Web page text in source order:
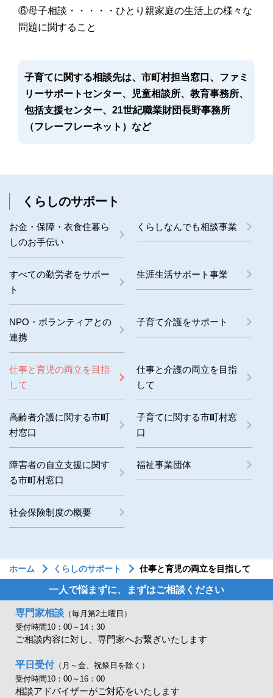
⑥母子相談・・・・・ひとり親家庭の生活上の様々な
問題に関すること
子育てに関する相談先は、市町村担当窓口、ファミ
リーサポートセンター、児童相談所、教育事務所、
包括支援センター、21世紀職業財団長野事務所
（フレーフレーネット）など
くらしのサポート
お金・保障・衣食住暮ら
しのお手伝い
くらしなんでも相談事業
すべての勤労者をサポー
ト
生涯生活サポート事業
NPO・ボランティアとの
連携
子育て介護をサポート
仕事と育児の両立を目指
して
仕事と介護の両立を目指
して
高齢者介護に関する市町
村窓口
子育てに関する市町村窓
口
障害者の自立支援に関す
る市町村窓口
福祉事業団体
社会保険制度の概要
ホーム くらしのサポート 仕事と育児の両立を目指して
一人で悩まずに、まずはご相談ください
専門家相談 （毎月第2土曜日）
受付時間10：00～14：30
ご相談内容に対し、専門家へお繋ぎいたします
平日受付（月～金、祝祭日を除く）
受付時間10：00～16：00
相談アドバイザーがご対応をいたします